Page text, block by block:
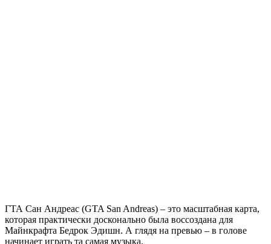
ГТА Сан Андреас (GTA San Andreas) – это масштабная карта,
которая практически досконально была воссоздана для
Майнкрафта Бедрок Эдишн. А глядя на превью – в голове
начинает играть та самая музыка.